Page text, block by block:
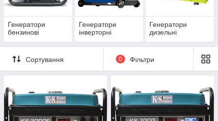
Генератори
бензинові
Генератори
інверторні
Генератори
дизельні
Сортування 0 Фільтри